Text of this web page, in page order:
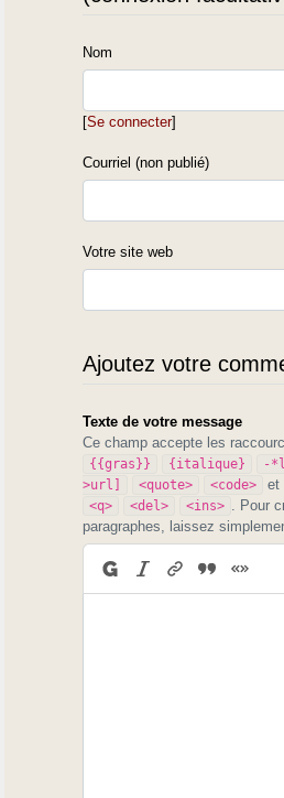
Nom
[Se connecter]
Courriel (non publié)
Votre site web
Ajoutez votre
Texte de votre message
Ce champ accepte les
{{gras}} {italique} -
>url]
<quote> <code> et
<q> <del> <ins>
. Pour
paragraphes, laissez